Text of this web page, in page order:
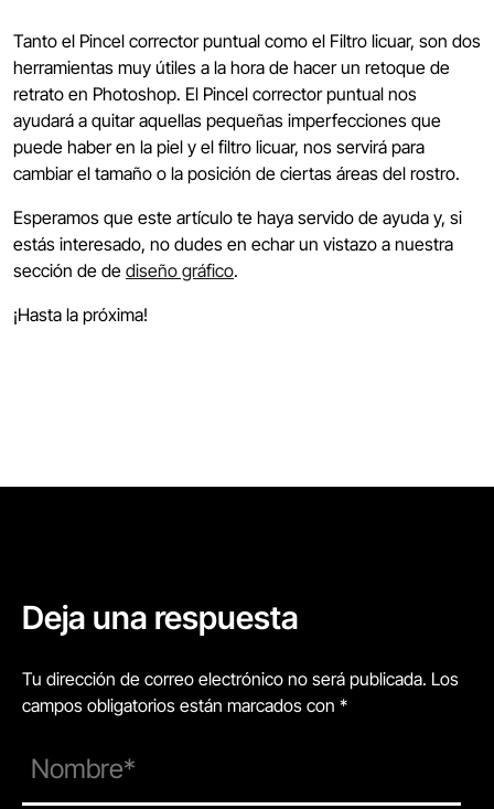
Tanto el Pincel corrector puntual como el Filtro licuar, son dos
herramientas muy útiles a la hora de hacer un retoque de
retrato en Photoshop. El Pincel corrector puntual nos
ayudará a quitar aquellas pequeñas imperfecciones que
puede haber en la piel y el filtro licuar, nos servirá para
cambiar el tamaño o la posición de ciertas áreas del rostro.
Esperamos que este artículo te haya servido de ayuda y, si
estás interesado, no dudes en echar un vistazo a nuestra
sección de de diseño gráfico.
¡Hasta la próxima!
Deja una respuesta
Tu dirección de correo electrónico no será publicada. Los
campos obligatorios están marcados con *